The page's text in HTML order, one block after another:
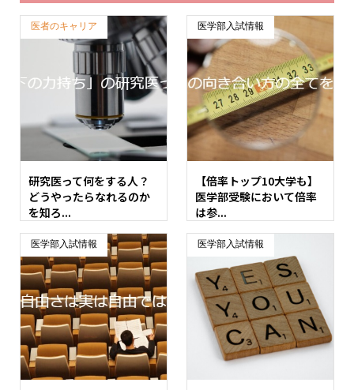
医者のキャリア
研究医って何をする人？
どうやったらなれるのか
を知ろ...
医学部入試情報
【倍率トップ10大学も】
医学部受験において倍率
は参...
医学部入試情報 医学部入試情報